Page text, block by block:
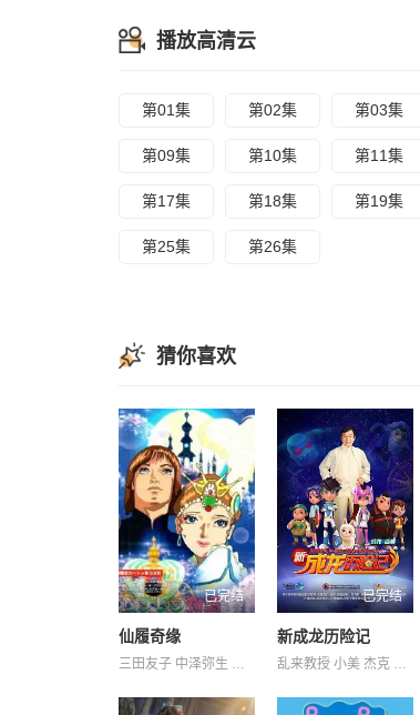
播放高清云
第01集 第02集 第03集
第09集 第10集 第11集
第17集 第18集 第19集
第25集 第26集
猜你喜欢
已完结
仙履奇缘
三田友子 中泽弥生 川村万梨阿 菊池正美 辻勉
已完结
新成龙历险记
乱来教授 小美 杰克 铁大泥 铛铛